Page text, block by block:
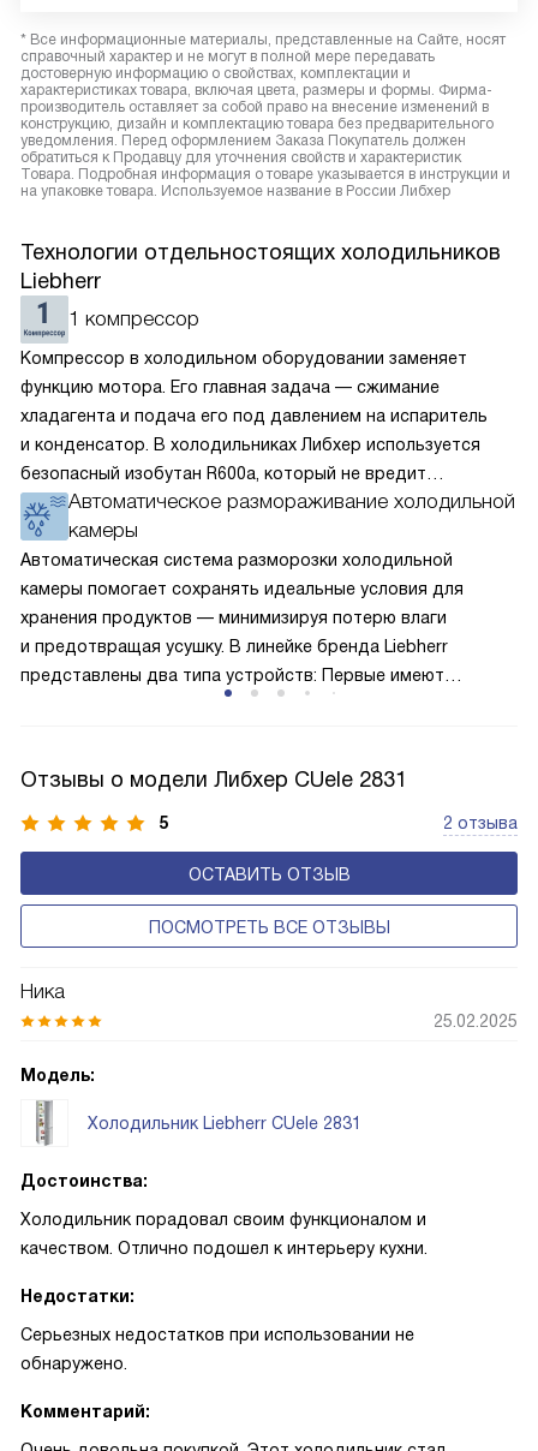
* Все информационные материалы, представленные на Сайте, носят
справочный характер и не могут в полной мере передавать
достоверную информацию о свойствах, комплектации и
характеристиках товара, включая цвета, размеры и формы. Фирма-
производитель оставляет за собой право на внесение изменений в
конструкцию, дизайн и комплектацию товара без предварительного
уведомления. Перед оформлением Заказа Покупатель должен
обратиться к Продавцу для уточнения свойств и характеристик
Товара. Подробная информация о товаре указывается в инструкции и
на упаковке товара. Используемое название в России Либхер
Технологии отдельностоящих холодильников
Liebherr
1 компрессор
Компрессор в холодильном оборудовании заменяет
функцию мотора. Его главная задача — сжимание
хладагента и подача его под давлением на испаритель
и конденсатор. В холодильниках Либхер используется
безопасный изобутан R600a, который не вредит
окружающей среде. Компрессор перегоняет его
по охладительному контуру по принципу насоса. Чем
лучше работает «мотор» прибора, тем качественнее
и быстрее происходит охлаждение, затрачивается
меньше электроэнергии.
Автоматическое размораживание холодильной
камеры
Автоматическая система разморозки холодильной
камеры помогает сохранять идеальные условия для
хранения продуктов — минимизируя потерю влаги
и предотвращая усушку. В линейке бренда Liebherr
представлены два типа устройств: Первые имеют
с панелью, выполняющей функцию «сухой стенки». Такие
устройства обеспечивают более комфортную
эксплуатацию и чаще всего оснащены нулевой зоной
свежести BioFresh 0°C. Они встречаются в сериях Plus,
Prime и Peak.
Отзывы о модели Либхер CUele 2831
5 2 отзыва
ОСТАВИТЬ ОТЗЫВ
ПОСМОТРЕТЬ ВСЕ ОТЗЫВЫ
Ника
25.02.2025
Модель:
Холодильник Liebherr CUele 2831
Достоинства:
Холодильник порадовал своим функционалом и
качеством. Отлично подошел к интерьеру кухни.
Недостатки:
Серьезных недостатков при использовании не
обнаружено.
Комментарий: